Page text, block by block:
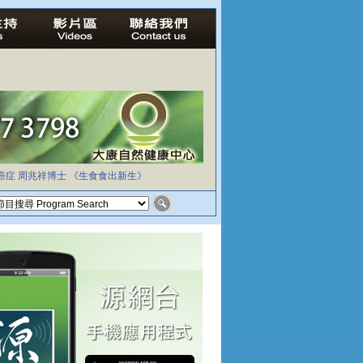
症 周兆祥博士 《生食食出新生》